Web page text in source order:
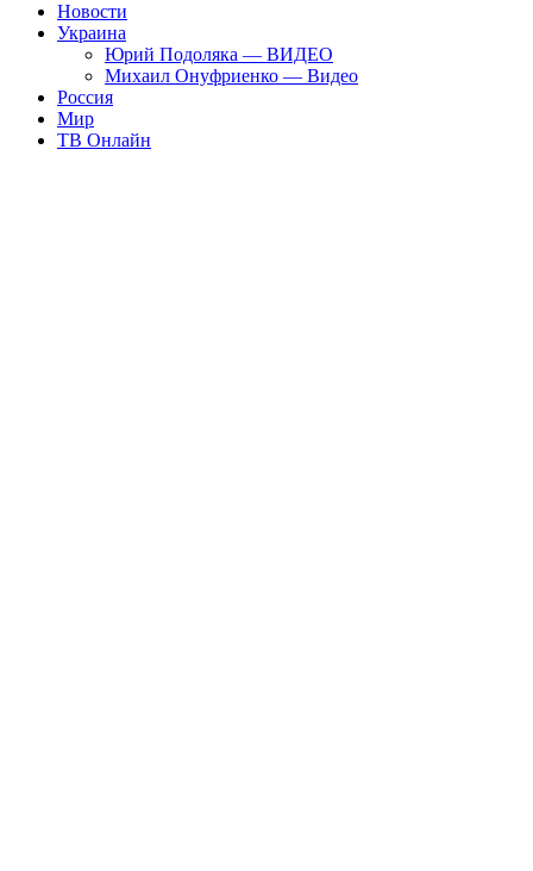
Новости
Украина
Юрий Подоляка — ВИДЕО
Михаил Онуфриенко — Видео
Россия
Мир
ТВ Онлайн